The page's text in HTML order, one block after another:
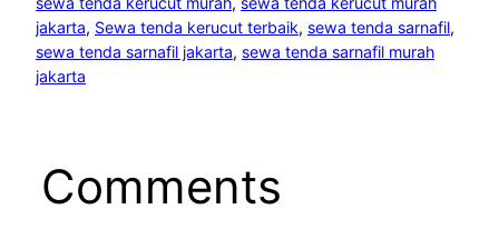
jakarta, Sewa tenda kerucut terbaik, sewa tenda sarnafil
sewa tenda sarnafil jakarta, sewa tenda sarnafil murah
jakarta
Comments